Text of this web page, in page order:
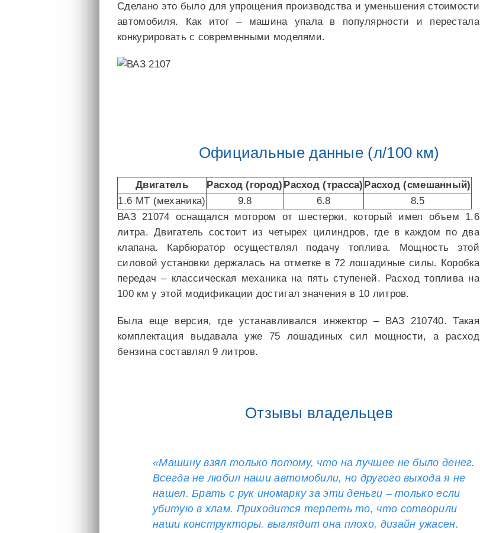
Сделано это было для упрощения производства и уменьшения стоимости
автомобиля. Как итог – машина упала в популярности и перестала
конкурировать с современными моделями.
Официальные данные (л/100 км)
Двигатель Расход (город) Расход (трасса) Расход (смешанный)
1.6 MT (механика)
9.8 6.8
8.5
ВАЗ 21074 оснащался мотором от шестерки, который имел объем 1.6
литра. Двигатель состоит из четырех цилиндров, где в каждом по два
клапана. Карбюратор осуществлял подачу топлива. Мощность этой
силовой установки держалась на отметке в 72 лошадиные силы. Коробка
передач – классическая механика на пять ступеней. Расход топлива на
100 км у этой модификации достигал значения в 10 литров.
Была еще версия, где устанавливался инжектор – ВАЗ 210740. Такая
комплектация выдавала уже 75 лошадиных сил мощности, а расход
бензина составлял 9 литров.
Отзывы владельцев
«Машину взял только потому, что на лучшее не было денег.
Всегда не любил наши автомобили, но другого выхода я не
нашел. Брать с рук иномарку за эти деньги – только если
убитую в хлам. Приходится терпеть то, что сотворили
наши конструкторы. выглядит она плохо, дизайн ужасен.